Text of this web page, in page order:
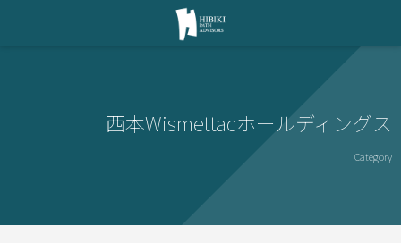
西本Wismettacホールディングス
Category